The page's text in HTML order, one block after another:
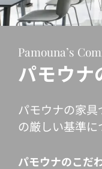
Pamouna’s
パモウナ
パモウナの家
の厳しい基準に
パモウナのこだ